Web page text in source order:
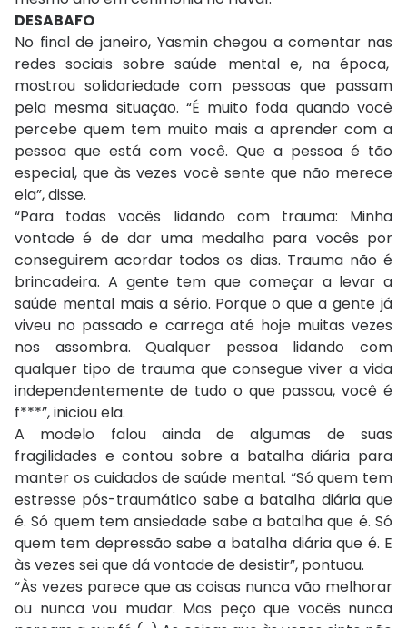
DESABAFO
No final de janeiro, Yasmin chegou a comentar nas
redes sociais sobre saúde mental e, na época,
mostrou solidariedade com pessoas que passam
pela mesma situação. “É muito foda quando você
percebe quem tem muito mais a aprender com a
pessoa que está com você. Que a pessoa é tão
especial, que às vezes você sente que não merece
ela”, disse.
“Para todas vocês lidando com trauma: Minha
vontade é de dar uma medalha para vocês por
conseguirem acordar todos os dias. Trauma não é
brincadeira. A gente tem que começar a levar a
saúde mental mais a sério. Porque o que a gente já
viveu no passado e carrega até hoje muitas vezes
nos assombra. Qualquer pessoa lidando com
qualquer tipo de trauma que consegue viver a vida
independentemente de tudo o que passou, você é
f***”, iniciou ela.
A modelo falou ainda de algumas de suas
fragilidades e contou sobre a batalha diária para
manter os cuidados de saúde mental. “Só quem tem
estresse pós-traumático sabe a batalha diária que
é. Só quem tem ansiedade sabe a batalha que é. Só
quem tem depressão sabe a batalha diária que é. E
às vezes sei que dá vontade de desistir”, pontuou.
“Às vezes parece que as coisas nunca vão melhorar
ou nunca vou mudar. Mas peço que vocês nunca